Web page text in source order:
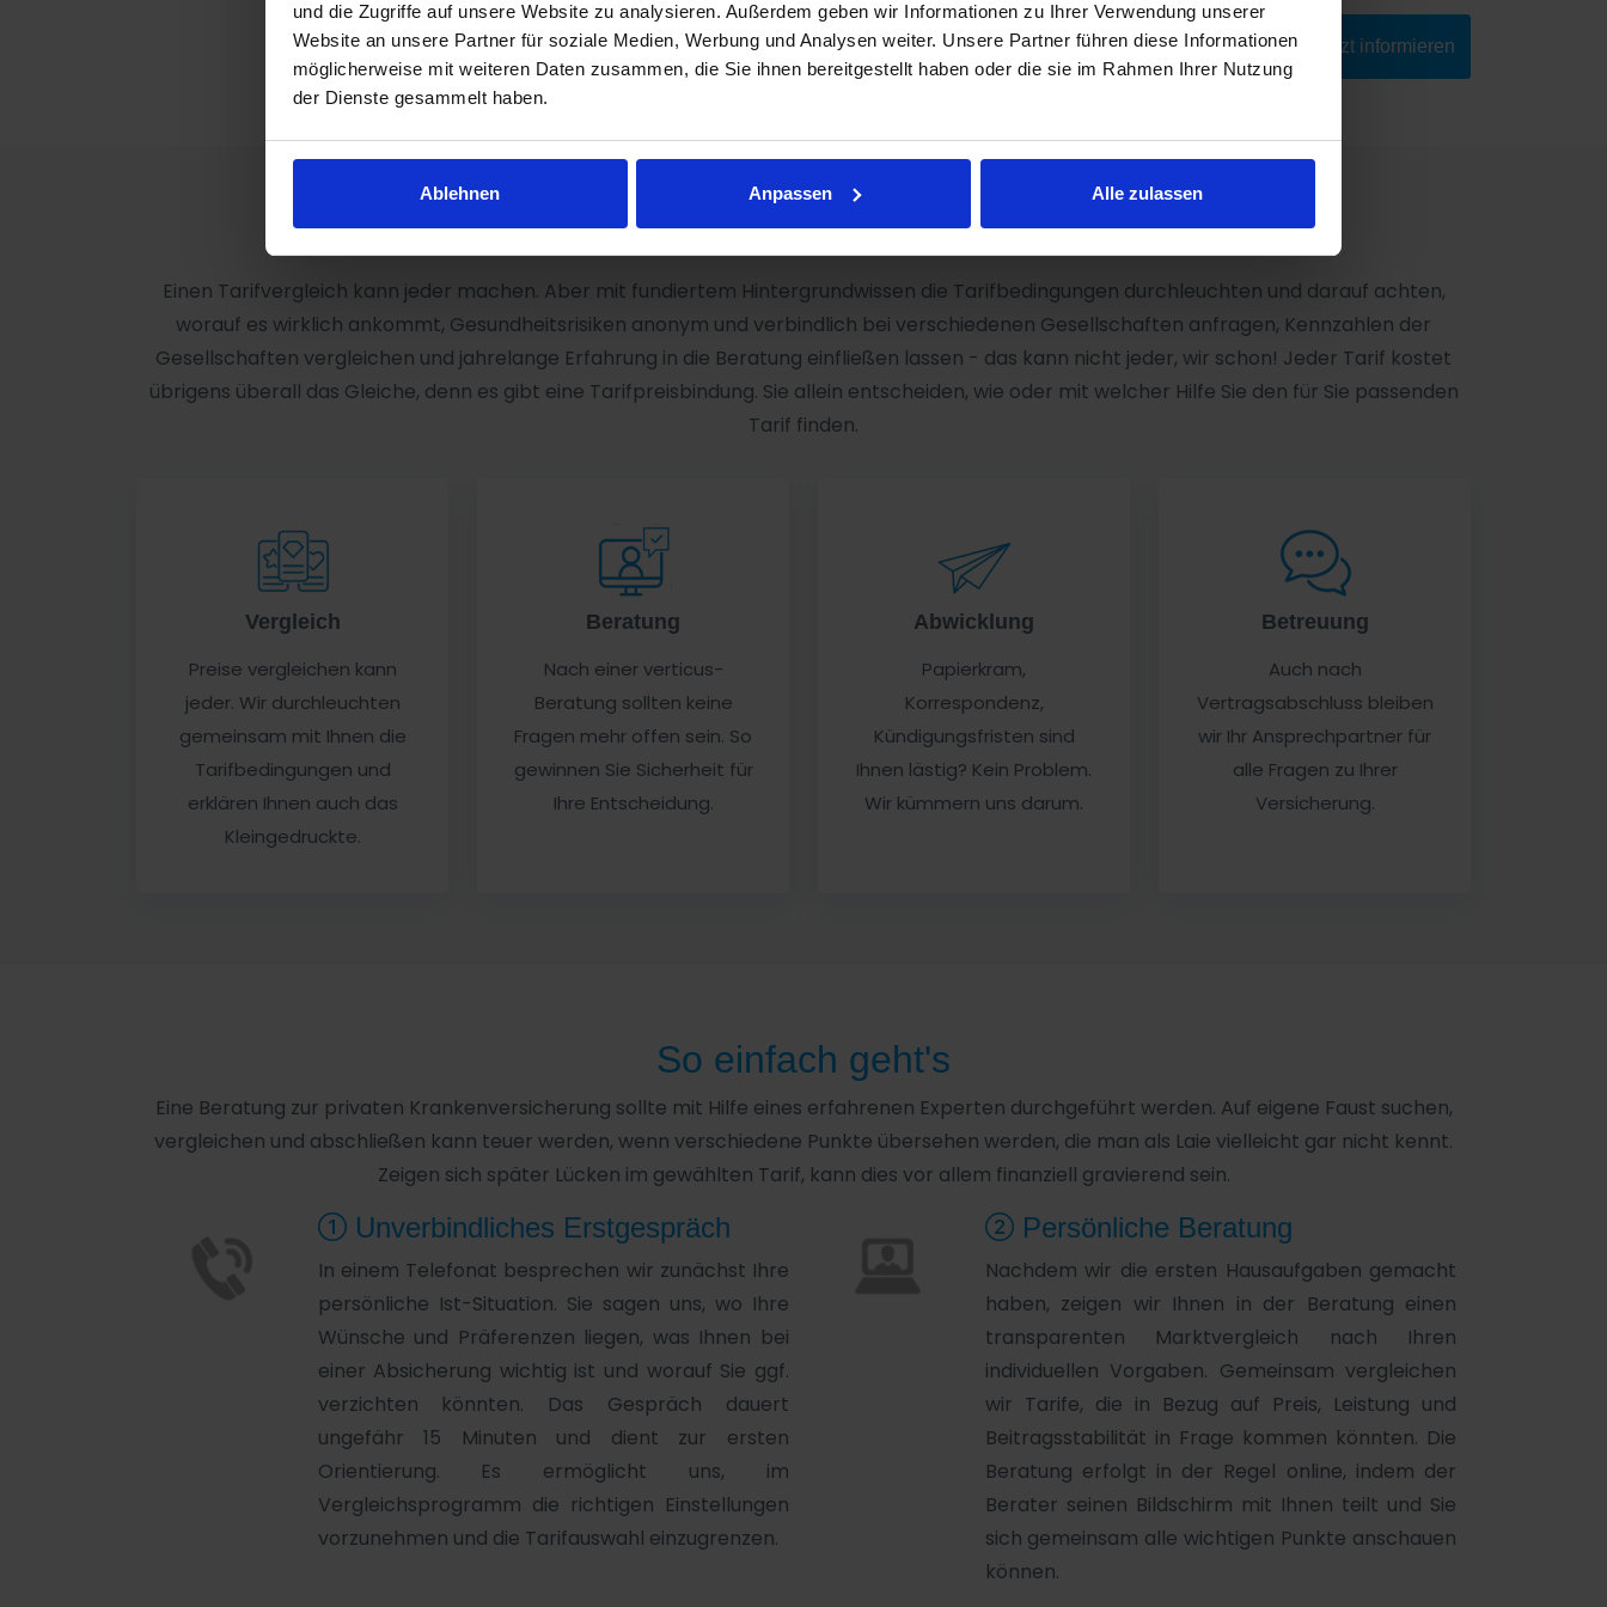
und die Zugriffe auf unsere Website zu analysieren. Außerdem geben wir Informationen zu Ihrer Verwendung unserer
Website an unsere Partner für soziale Medien, Werbung und Analysen weiter. Unsere Partner führen diese Informationen
möglicherweise mit weiteren Daten zusammen, die Sie ihnen bereitgestellt haben oder die sie im Rahmen Ihrer Nutzung
der Dienste gesammelt haben.
Ablehnen Anpassen Alle zulassen
jetzt informieren
Unsere Leistungen
Einen Tarifvergleich kann jeder machen. Aber mit fundiertem Hintergrundwissen die Tarifbedingungen durchleuchten und darauf achten,
worauf es wirklich ankommt, Gesundheitsrisiken anonym und verbindlich bei verschiedenen Gesellschaften anfragen, Kennzahlen der
Gesellschaften vergleichen und jahrelange Erfahrung in die Beratung einfließen lassen - das kann nicht jeder, wir schon! Jeder Tarif kostet
übrigens überall das Gleiche, denn es gibt eine Tarifpreisbindung. Sie allein entscheiden, wie oder mit welcher Hilfe Sie den für Sie passenden
Tarif finden.
Vergleich
Preise vergleichen kann
jeder. Wir durchleuchten
gemeinsam mit Ihnen die
Tarifbedingungen und
erklären Ihnen auch das
Kleingedruckte.
Beratung
Nach einer verticus-
Beratung sollten keine
Fragen mehr offen sein. So
gewinnen Sie Sicherheit für
Ihre Entscheidung.
Abwicklung
Papierkram,
Korrespondenz,
Kündigungsfristen sind
Ihnen lästig? Kein Problem.
Wir kümmern uns darum.
Betreuung
Auch nach
Vertragsabschluss bleiben
wir Ihr Ansprechpartner für
alle Fragen zu Ihrer
Versicherung.
So einfach geht's
Eine Beratung zur privaten Krankenversicherung sollte mit Hilfe eines erfahrenen Experten durchgeführt werden. Auf eigene Faust suchen,
vergleichen und abschließen kann teuer werden, wenn verschiedene Punkte übersehen werden, die man als Laie vielleicht gar nicht kennt.
Zeigen sich später Lücken im gewählten Tarif, kann dies vor allem finanziell gravierend sein.
Unverbindliches Erstgespräch
In einem Telefonat besprechen wir zunächst Ihre
persönliche Ist-Situation. Sie sagen uns, wo Ihre
Wünsche und Präferenzen liegen, was Ihnen bei
einer Absicherung wichtig ist und worauf Sie ggf.
verzichten könnten. Das Gespräch dauert
ungefähr 15 Minuten und dient zur ersten
Orientierung. Es ermöglicht uns, im
Vergleichsprogramm die richtigen Einstellungen
vorzunehmen und die Tarifauswahl einzugrenzen.
Persönliche Beratung
Nachdem wir die ersten Hausaufgaben gemacht
haben, zeigen wir Ihnen in der Beratung einen
transparenten Marktvergleich nach Ihren
individuellen Vorgaben. Gemeinsam vergleichen
wir Tarife, die in Bezug auf Preis, Leistung und
Beitragsstabilität in Frage kommen könnten. Die
Beratung erfolgt in der Regel online, indem der
Berater seinen Bildschirm mit Ihnen teilt und Sie
sich gemeinsam alle wichtigen Punkte anschauen
können.